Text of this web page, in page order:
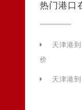
热门港口
天津港
价
天津港